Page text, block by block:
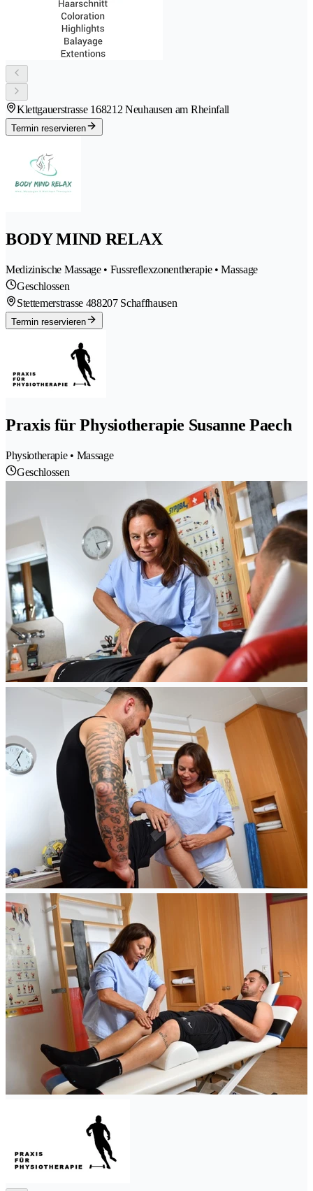
Klettgauerstrasse 168212 Neuhausen am Rheinfall
Termin reservieren
BODY MIND RELAX
Medizinische Massage • Fussreflexzonentherapie • Massage
Geschlossen
Stettemerstrasse 488207 Schaffhausen
Termin reservieren
Praxis für Physiotherapie Susanne Paech
Physiotherapie • Massage
Geschlossen